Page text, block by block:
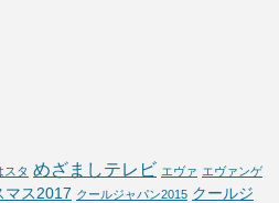
スタ めざましテレビ エヴァ エヴァンゲ
マス2017 クールジャパン2015 クールジ